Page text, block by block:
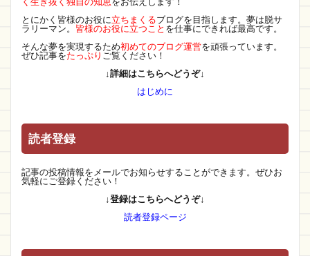
とにかく皆様のお役に立ちまくるブログを目指します。夢は脱サ
ラリーマン。 皆様のお役に立つこと を仕事にできれば最高です。
そんな夢を実現するため初めてのブログ運営を頑張っています。
ぜひ記事をたっぷり ご覧ください！
↓詳細はこちらへどうぞ↓
はじめに
読者登録
記事の投稿情報をメールでお知らせすることができます。ぜひお
気軽にご登録ください！
↓登録はこちらへどうぞ↓
読者登録ページ